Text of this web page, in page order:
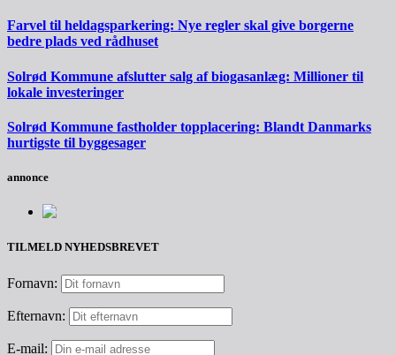
Farvel til heldagsparkering: Nye regler skal give borgerne
bedre plads ved rådhuset
Solrød Kommune afslutter salg af biogasanlæg: Millioner til
lokale investeringer
Solrød Kommune fastholder topplacering: Blandt Danmarks
hurtigste til byggesager
annonce
TILMELD NYHEDSBREVET
Fornavn:
Efternavn:
E-mail: